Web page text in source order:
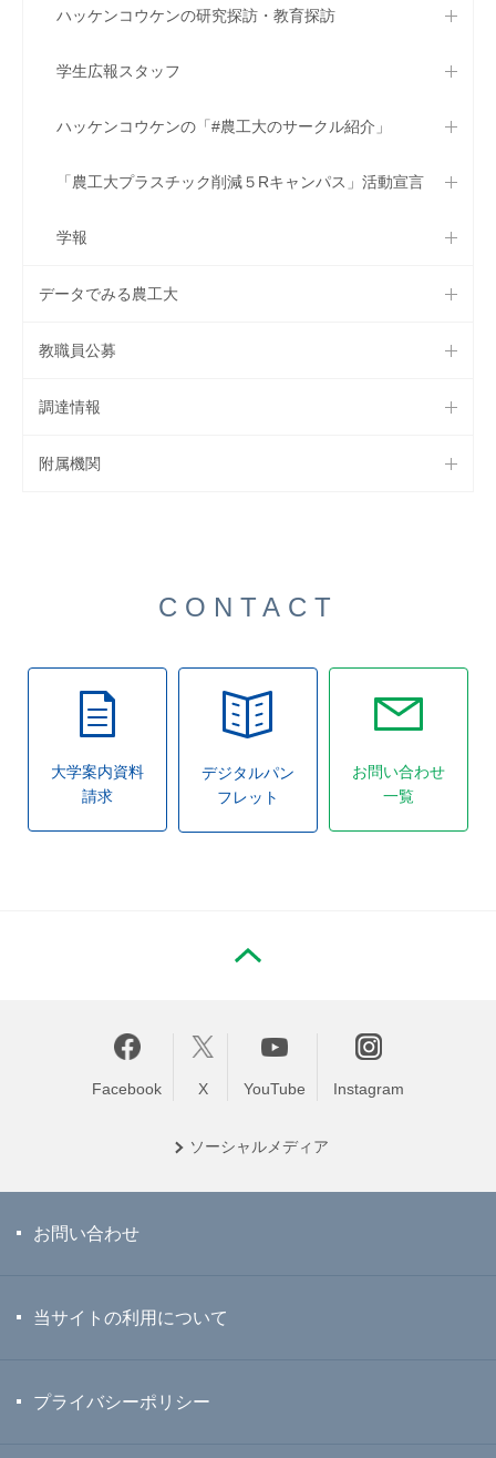
ハッケンコウケンの研究探訪・教育探訪
学生広報スタッフ
ハッケンコウケンの「#農工大のサークル紹介」
「農工大プラスチック削減５Rキャンパス」活動宣言
学報
データでみる農工大
教職員公募
調達情報
附属機関
CONTACT
大学案内資料
請求
デジタルパン
フレット
お問い合わせ
一覧
Facebook X YouTube Instagram
ソーシャル メディア
お問い合わせ
当サイトの利用について
プライバシーポリシー